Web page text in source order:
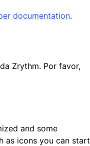
documentation.
Zrythm. Por favor,
and some
as icons you can start